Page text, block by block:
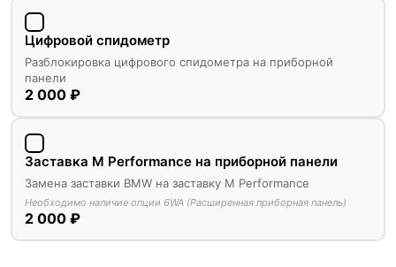
Цифровой спидометр
Разблокировка цифрового спидометра на приборной
панели
2 000 ₽
Заставка M Performance на приборной панели
Замена заставки BMW на заставку M Performance
Необходимо наличие опции 6WA (Расширенная приборная панель)
2 000 ₽